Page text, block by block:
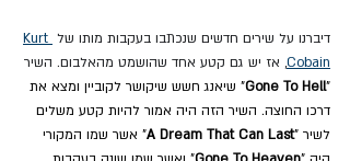
דיברנו על שירים חדשים שנכתבו בעקבות מותו של Kurt
Cobain, אז יש גם קטע אחד שהושמט מהאלבום. השיר
"
Gone To Hell" שיאנג חשש שיקושר לקוביין ומצא את
דרכו החוצה. השיר הזה היה אמור להיות קטע משלים
לשיר "A Dream That Can Last" אשר שמו המקורי